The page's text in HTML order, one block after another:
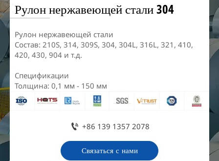
Рулон нержавеющей стали 304
Рулон нержавеющей стали
Состав: 210S, 314, 309S, 304, 304L, 316L, 321, 410,
420, 430, 904 и т.д.
Спецификации
Толщина: 0,1 мм - 150 мм
 +86 139 1357 2078
Связаться с нами